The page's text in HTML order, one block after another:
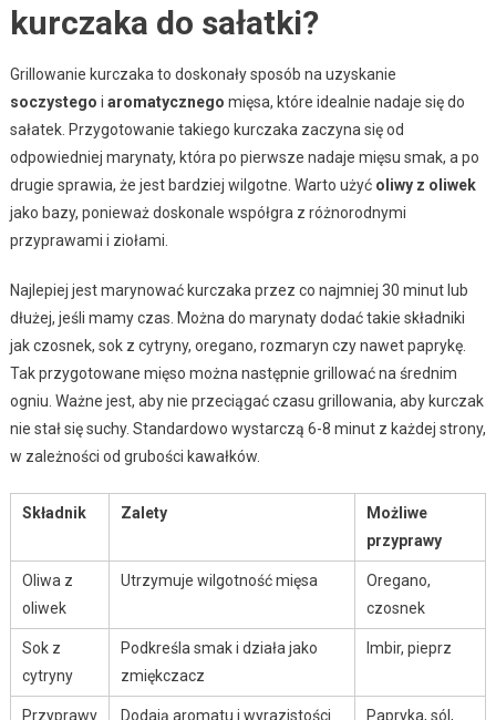
kurczaka do sałatki?
Grillowanie kurczaka to doskonały sposób na uzyskanie
soczystego i aromatycznego mięsa, które idealnie nadaje się do
sałatek. Przygotowanie takiego kurczaka zaczyna się od
odpowiedniej marynaty, która po pierwsze nadaje mięsu smak, a po
drugie sprawia, że jest bardziej wilgotne. Warto użyć oliwy z oliwek
jako bazy, ponieważ doskonale współgra z różnorodnymi
przyprawami i ziołami.
Najlepiej jest marynować kurczaka przez co najmniej 30 minut lub
dłużej, jeśli mamy czas. Można do marynaty dodać takie składniki
jak czosnek, sok z cytryny, oregano, rozmaryn czy nawet paprykę.
Tak przygotowane mięso można następnie grillować na średnim
ogniu. Ważne jest, aby nie przeciągać czasu grillowania, aby kurczak
nie stał się suchy. Standardowo wystarczą 6-8 minut z każdej strony,
w zależności od grubości kawałków.
Składnik Zalety
Możliwe
przyprawy
Oliwa z
oliwek
Utrzymuje wilgotność mięsa
Oregano,
czosnek
Sok z
cytryny
Podkreśla smak i działa jako
zmiękczacz
Imbir, pieprz
Przyprawy Dodają aromatu i wyrazistości Papryka, sól,